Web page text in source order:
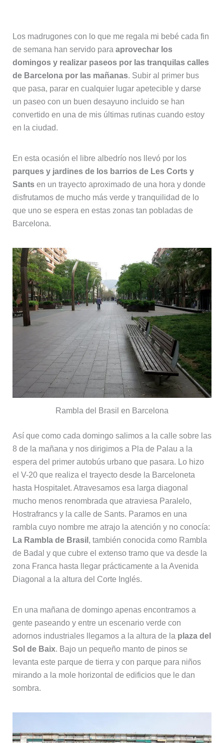
Los madrugones con lo que me regala mi bebé cada fin
de semana han servido para aprovechar los
domingos y realizar paseos por las tranquilas calles
de Barcelona por las mañanas. Subir al primer bus
que pasa, parar en cualquier lugar apetecible y darse
un paseo con un buen desayuno incluido se han
convertido en una de mis últimas rutinas cuando estoy
en la ciudad.
En esta ocasión el libre albedrío nos llevó por los
parques y jardines de los barrios de Les Corts y
Santsen un trayecto aproximado de una hora y donde
disfrutamos de mucho más verde y tranquilidad de lo
que uno se espera en estas zonas tan pobladas de
Barcelona.
Rambla del Brasil en Barcelona
Así que como cada domingo salimos a la calle sobre las
8 de la mañana y nos dirigimos a Pla de Palau a la
espera del primer autobús urbano que pasara. Lo hizo
el V-20 que realiza el trayecto desde la Barceloneta
hasta Hospitalet. Atravesamos esa larga diagonal
mucho menos renombrada que atraviesa Paralelo,
Hostrafrancs y la calle de Sants. Paramos en una
rambla cuyo nombre me atrajo la atención y no conocía:
La Rambla de Brasil , también conocida como Rambla
de Badal y que cubre el extenso tramo que va desde la
zona Franca hasta llegar prácticamente a la Avenida
Diagonal a la altura del Corte Inglés.
En una mañana de domingo apenas encontramos a
gente paseando y entre un escenario verde con
adornos industriales llegamos a la altura de la plaza del
Sol de Baix. Bajo un pequeño manto de pinos se
levanta este parque de tierra y con parque para niños
mirando a la mole horizontal de edificios que le dan
sombra.